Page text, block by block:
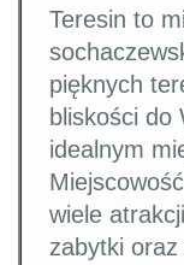
Teresin to
pięknych
bliskości do
idealnym
wiele
zabytki